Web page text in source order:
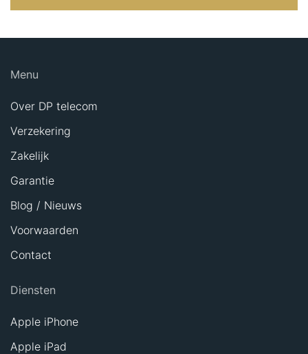
Menu
Over DP telecom
Verzekering
Zakelijk
Garantie
Blog / Nieuws
Voorwaarden
Contact
Diensten
Apple iPhone
Apple iPad